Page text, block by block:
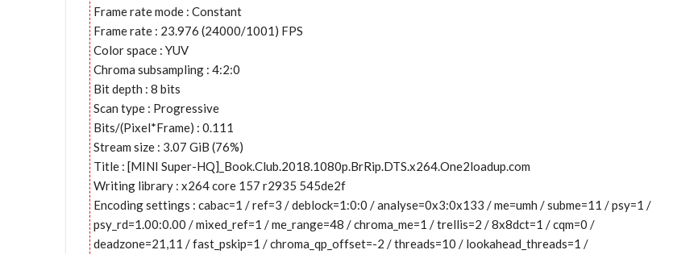
Frame rate mode : Constant
Frame rate : 23.976 (24000/1001) FPS
Color space : YUV
Chroma subsampling : 4:2:0
Bit depth : 8 bits
Scan type : Progressive
Bits/(Pixel*Frame) : 0.111
Stream size : 3.07 GiB (76%)
Title : [MINI Super-HQ]_Book.Club.2018.1080p.BrRip.DTS.x264.One2loadup.com
Writing library : x264 core 157 r2935 545de2f
Encoding settings : cabac=1 / ref=3 / deblock=1:0:0 / analyse=0x3:0x133 / me=umh / subme=11 / psy=1 /
psy_rd=1.00:0.00 / mixed_ref=1 / me_range=48 / chroma_me=1 / trellis=2 / 8x8dct=1 / cqm=0 /
deadzone=21,11 / fast_pskip=1 / chroma_qp_offset=-2 / threads=10 / lookahead_threads=1 /